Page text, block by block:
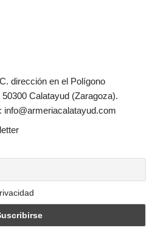
dirección en el Polígono
Calatayud (Zaragoza).
info@armeriacalatayud.com